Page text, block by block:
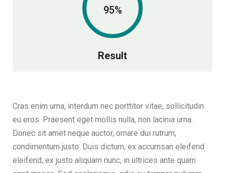
95%
Result
Cras enim urna, interdum nec porttitor vitae, sollicitudin
eu eros. Praesent eget mollis nulla, non lacinia urna.
Donec sit amet neque auctor, ornare dui rutrum,
condimentum justo. Duis dictum, ex accumsan eleifend
eleifend, ex justo aliquam nunc, in ultrices ante quam